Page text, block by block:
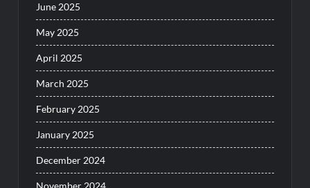
June 2025
May 2025
April 2025
March 2025
February 2025
January 2025
December 2024
November 2024